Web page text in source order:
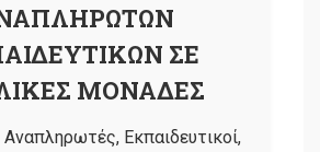
ΣΕ
ΜΟΝΑΔΕΣ
Αναπληρωτές, Εκπαιδευτικοί,